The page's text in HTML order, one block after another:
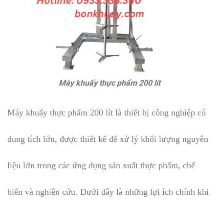
Máy khuấy thực phẩm 200 lít
Máy khuấy thực phẩm 200 lít là thiết bị công nghiệp có
dung tích lớn, được thiết kế để xử lý khối lượng nguyên
liệu lớn trong các ứng dụng sản xuất thực phẩm, chế
biến và nghiên cứu. Dưới đây là những lợi ích chính khi